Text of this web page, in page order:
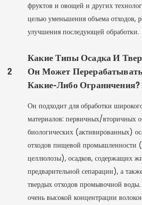
фруктов и овощей и других
целью уменьшения объема отходов,
улучшения последующей обработки.
2
Какие Типы Осадка И
Он Может
Какие-Либо Ограничения?
Он подходит для обработки
материалов: первичных/вторичных
биологических (активированных)
отходов пищевой промышленности
целлюлозы), осадков, содержащих
предварительной сепарации), а
твердых отходов промывочной
очень высокой концентрации